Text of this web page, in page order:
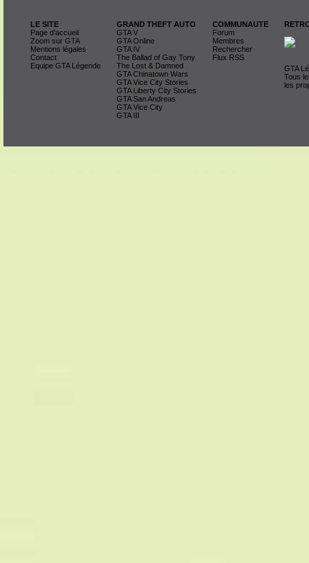
LE SITE
Page d'accueil
Zoom sur GTA
Mentions légales
Contact
Equipe GTA Légende
GRAND THEFT AUTO
GTA V
GTA Online
GTA IV
The Ballad of Gay Tony
The Lost & Damned
GTA Chinatown Wars
GTA Vice City Stories
GTA Liberty City Stories
GTA San Andreas
GTA Vice City
GTA III
COMMUNAUTE
Forum
Membres
Rechercher
Flux RSS
GTA
Tous
les